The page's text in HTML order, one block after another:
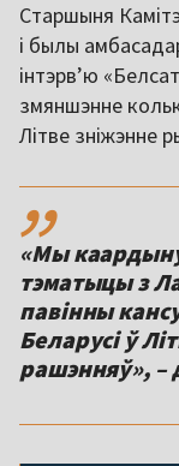
Старшыня
і былы
інтэрв’ю
змяншэнне
Літве зніжэнне
,,
«Мы
тэматыцы з
павінны
Беларусі ў